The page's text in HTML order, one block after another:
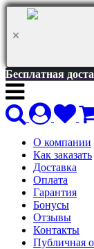
Бесплатная
О компании
Как заказать
Доставка
Оплата
Гарантия
Бонусы
Отзывы
Контакты
Публичная